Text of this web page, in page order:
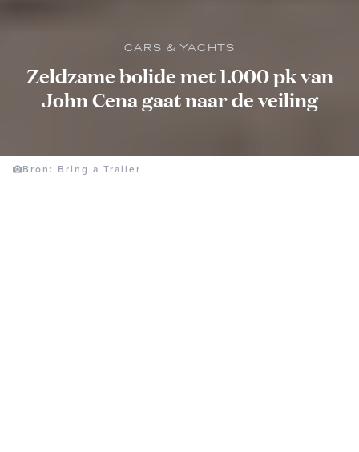
CARS & YACHTS
Zeldzame bolide met 1.000 pk van
John Cena gaat naar de veiling
Bron: Bring a Trailer